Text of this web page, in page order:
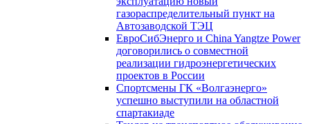
газораспределительный пункт на
Автозаводской ТЭЦ
ЕвроСибЭнерго и China Yangtze Power
договорились о совместной
реализации гидроэнергетических
проектов в России
Спортсмены ГК «Волгаэнерго»
успешно выступили на областной
спартакиаде